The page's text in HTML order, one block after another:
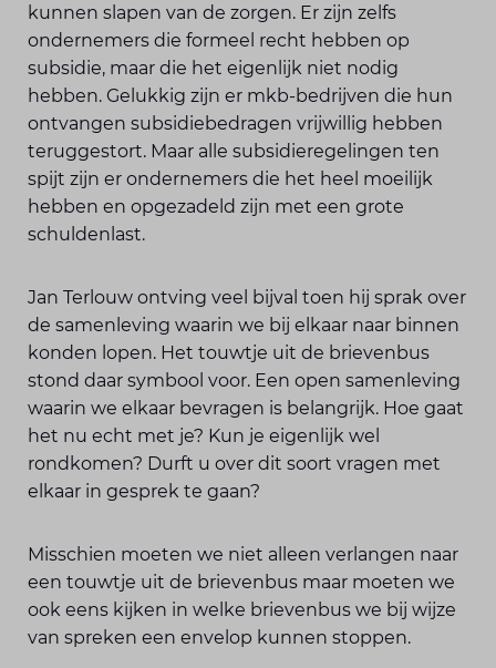
kunnen slapen van de zorgen. Er zijn zelfs
ondernemers die formeel recht hebben op
subsidie, maar die het eigenlijk niet nodig
hebben. Gelukkig zijn er mkb-bedrijven die hun
ontvangen subsidiebedragen vrijwillig hebben
teruggestort. Maar alle subsidieregelingen ten
spijt zijn er ondernemers die het heel moeilijk
hebben en opgezadeld zijn met een grote
schuldenlast.
Jan Terlouw ontving veel bijval toen hij sprak over
de samenleving waarin we bij elkaar naar binnen
konden lopen. Het touwtje uit de brievenbus
stond daar symbool voor. Een open samenleving
waarin we elkaar bevragen is belangrijk. Hoe gaat
het nu echt met je? Kun je eigenlijk wel
rondkomen? Durft u over dit soort vragen met
elkaar in gesprek te gaan?
Misschien moeten we niet alleen verlangen naar
een touwtje uit de brievenbus maar moeten we
ook eens kijken in welke brievenbus we bij wijze
van spreken een envelop kunnen stoppen.